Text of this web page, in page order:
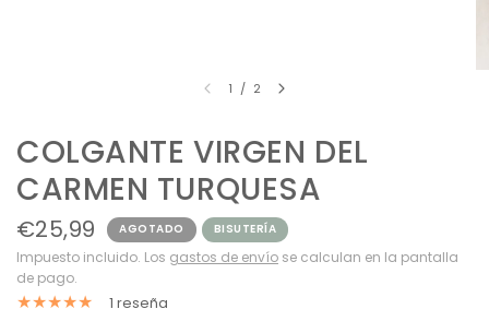
1 / 2
COLGANTE VIRGEN DEL
CARMEN TURQUESA
€25,99 AGOTADO BISUTERÍA
Impuesto incluido. Los gastos de envío se calculan en la pantalla
de pago.
1 reseña